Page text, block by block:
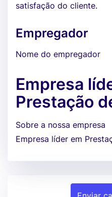
satisfação do cliente.
Empregador
Nome do empregador
Empresa
Prestação
Sobre a nossa empresa
Empresa líder em